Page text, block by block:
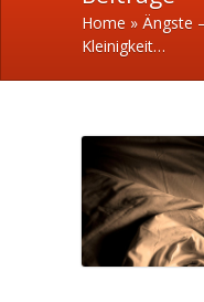
Home » Ängste
Kleinigkeit…